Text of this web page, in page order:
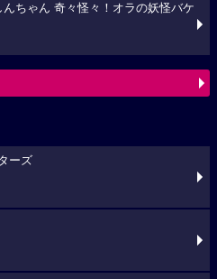
ちゃん 奇々怪々！オラの妖怪バケ
ーズ